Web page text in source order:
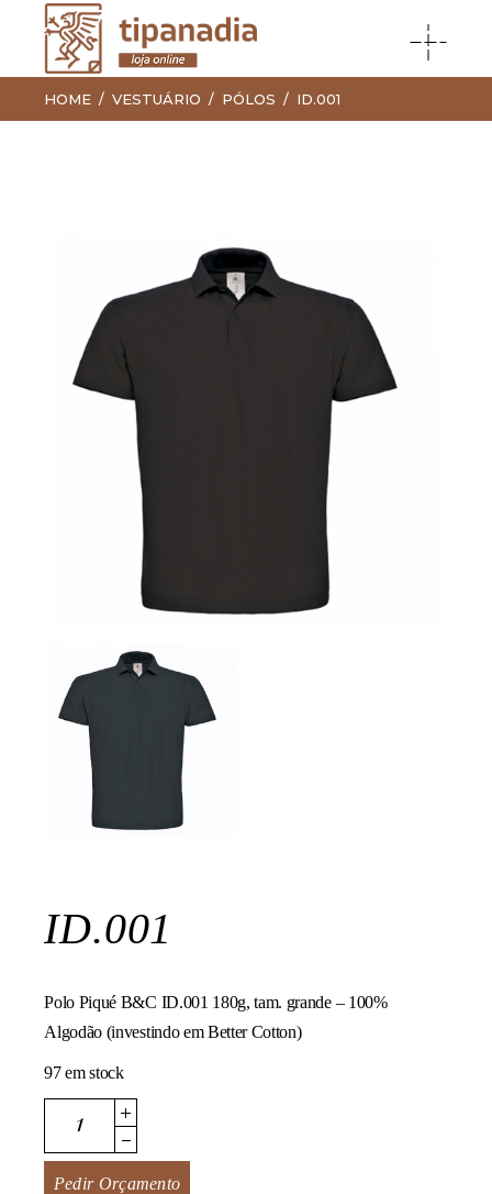
HOME VESTUÁRIO PÓLOS ID.001
ID.001
Polo Piqué B&C ID.001 180g, tam. grande – 100%
Algodão (investindo em Better Cotton)
97 em stock
ID.001 quantity
Pedir Orçamento